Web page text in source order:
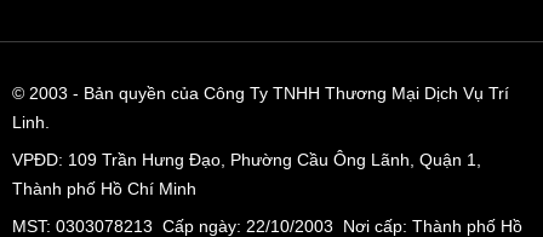
© 2003 - Bản quyền của Công Ty TNHH Thương Mại Dịch Vụ Trí
Linh.
VPĐD: 109 Trần Hưng Đạo, Phường Cầu Ông Lãnh, Quận 1,
Thành phố Hồ Chí Minh
MST: 0303078213 Cấp ngày: 22/10/2003 Nơi cấp: Thành phố Hồ